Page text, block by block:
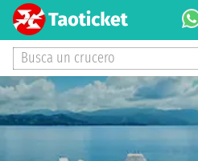
Busca un crucero